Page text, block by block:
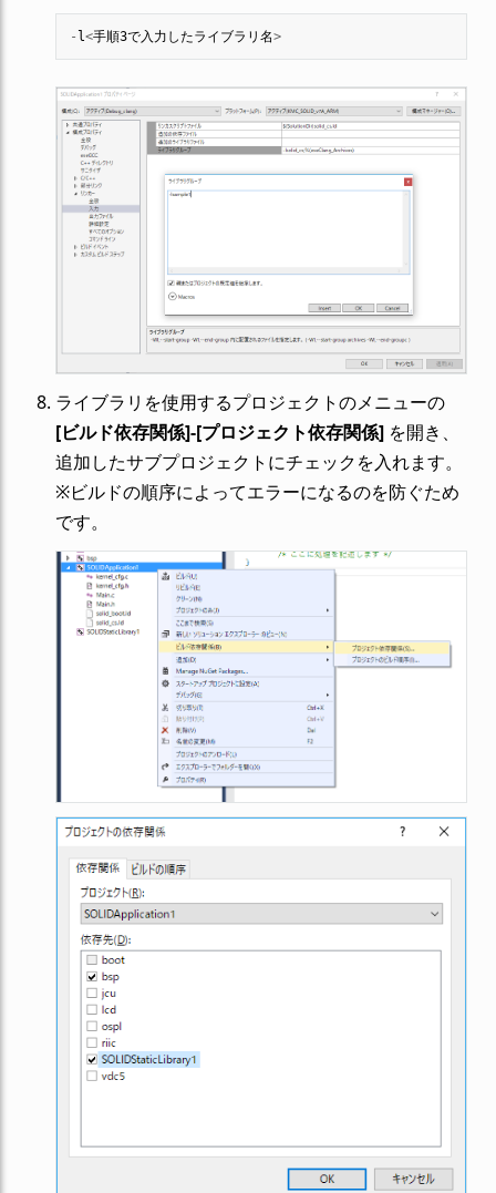
- l<手順3で入力したライブラリ名>
ライブラリを使用するプロジェクトのメニューの
[ビルド依存関係]-[プロジェクト依存関係]を開き、
追加したサブプロジェクトにチェックを入れます。
※ビルドの順序によってエラーになるのを防ぐため
です。